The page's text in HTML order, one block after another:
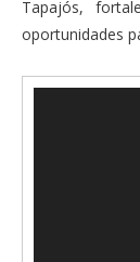
Tapajós,
oportunidades